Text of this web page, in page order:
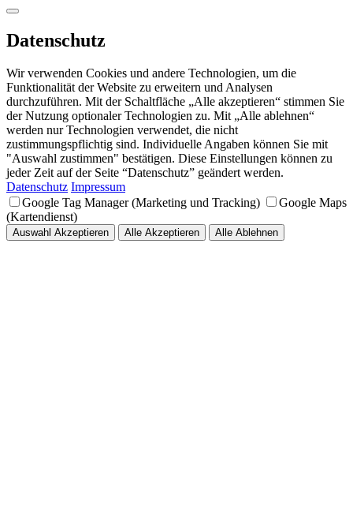
Datenschutz
Wir verwenden Cookies und andere Technologien, um die
Funktionalität der Website zu erweitern und Analysen
durchzuführen. Mit der Schaltfläche „Alle akzeptieren“ stimmen Sie
der Nutzung optionaler Technologien zu. Mit „Alle ablehnen“
werden nur Technologien verwendet, die nicht
zustimmungspflichtig sind. Individuelle Angaben können Sie mit
"Auswahl zustimmen" bestätigen. Diese Einstellungen können zu
jeder Zeit auf der Seite “Datenschutz” geändert werden.
Datenschutz Impressum
Google Tag Manager (Marketing und Tracking)
Google Maps
(Kartendienst)
Auswahl Akzeptieren Alle Akzeptieren Alle Ablehnen